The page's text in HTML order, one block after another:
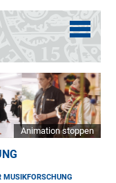
Animation stoppen
MUSIKFORSCHUNG